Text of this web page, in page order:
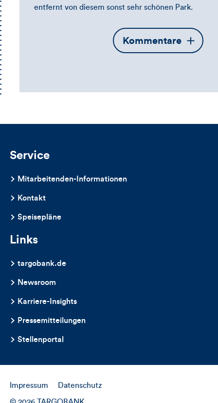
entfernt von diesem sonst sehr schönen Park.
Öffnet
die
Kommentare
Service
Mitarbeitenden-Informationen
Kontakt
Speisepläne
Links
targobank.de
Newsroom
Karriere-Insights
Pressemitteilungen
Stellenportal
Impressum Datenschutz